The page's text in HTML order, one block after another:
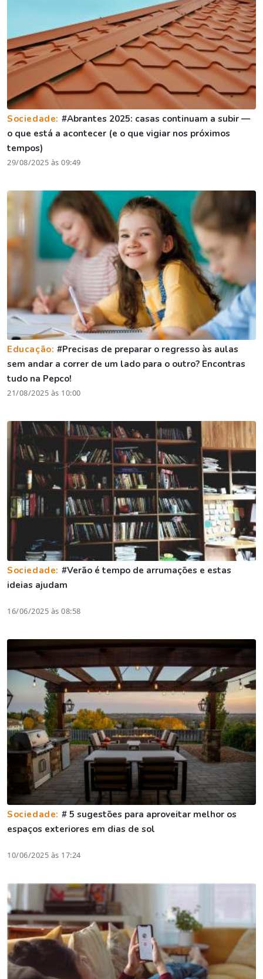
Sociedade: #Abrantes 2025: casas continuam a subir —
o que está a acontecer (e o que vigiar nos próximos
tempos)
29/08/2025 às 09:49
Educação:#Precisas de preparar o regresso às aulas
sem andar a correr de um lado para o outro? Encontras
tudo na Pepco!
21/08/2025 às 10:00
Sociedade: #Verão é tempo de arrumações e estas
ideias ajudam
16/06/2025 às 08:58
Sociedade: # 5 sugestões para aproveitar melhor os
espaços exteriores em dias de sol
10/06/2025 às 17:24